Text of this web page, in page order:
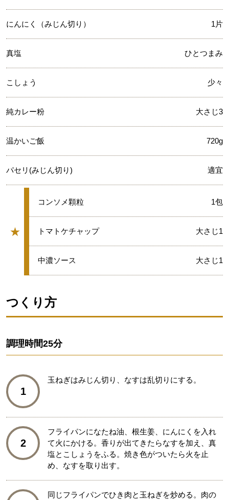
にんにく（みじん切り） 1片
真塩 ひとつまみ
こしょう 少々
純カレー粉 大さじ3
温かいご飯 720g
パセリ(みじん切り) 適宜
★
グループ
★
コンソメ顆粒 1包
★
トマトケチャップ 大さじ1
★
中濃ソース 大さじ1
つくり方
調理時間25分
1
玉ねぎはみじん切り、なすは乱切りにする。
2
フライパンになたね油、根生姜、にんにくを入れ
て火にかける。香りが出てきたらなすを加え、真
塩とこしょうをふる。焼き色がついたら火を止
め、なすを取り出す。
同じフライパンでひき肉と玉ねぎを炒める。肉の